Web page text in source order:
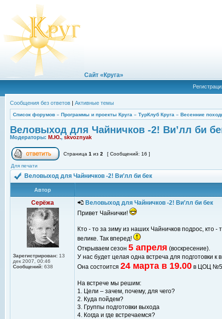
Сайт «Круга»
Сообщения без ответов | Активные темы
Список форумов » Программы и проекты Круга » ТурКлуб Круга » Весенние
Веловыход для Чайничков -2! Ви’лл би
Модераторы: М.Ю., skvoznyak
Страница 1 из 2 [ Сообщений: 16 ]
Для печати
Веловыход для Чайничков -2! Ви’лл би бек
Автор
Серёжа
Зарегистрирован: 13
дек 2007, 00:46
Сообщений: 638
Веловыход для Чайничков -2! Ви’лл би бек
Привет Чайнички!
Кто - то за зиму из наших Чайничков подрос, кто
велике. Так вперед!
Открываем сезон 5 апреля (воскресение).
У нас будет целая одна встреча для подготовки к
Она состоится 24 марта в 19.00 в ЦОЦ
На встрече мы решим:
1. Цели – зачем, почему, для чего?
2. Куда пойдем?
3. Группы подготовки выхода
4. Когда и где встречаемся?